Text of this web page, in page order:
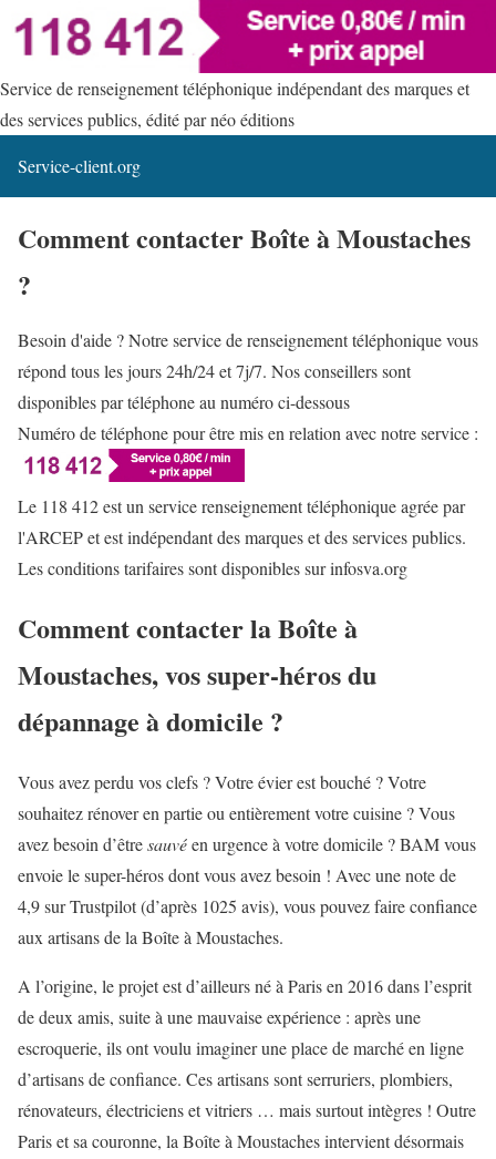
Service de renseignement téléphonique indépendant des marques et
des services publics, édité par néo éditions
Service-client.org
Comment contacter Boîte à Moustaches
?
Besoin d'aide ? Notre service de renseignement téléphonique vous
répond tous les jours 24h/24 et 7j/7. Nos conseillers sont
disponibles par téléphone au numéro ci-dessous
Numéro de téléphone pour être mis en relation avec notre service :
Le 118 412 est un service renseignement téléphonique agrée par
l'ARCEP et est indépendant des marques et des services publics.
Les conditions tarifaires sont disponibles sur infosva.org
Comment contacter la Boîte à
Moustaches, vos super-héros du
dépannage à domicile ?
Vous avez perdu vos clefs ? Votre évier est bouché ? Votre
souhaitez rénover en partie ou entièrement votre cuisine ? Vous
avez besoin d’êtresauvéen urgence à votre domicile ? BAM vous
envoie le super-héros dont vous avez besoin ! Avec une note de
4,9 sur Trustpilot (d’après 1025 avis), vous pouvez faire confiance
aux artisans de la Boîte à Moustaches.
A l’origine, le projet est d’ailleurs né à Paris en 2016 dans l’esprit
de deux amis, suite à une mauvaise expérience : après une
escroquerie, ils ont voulu imaginer une place de marché en ligne
d’artisans de confiance. Ces artisans sont serruriers, plombiers,
rénovateurs, électriciens et vitriers … mais surtout intègres ! Outre
Paris et sa couronne, la Boîte à Moustaches intervient désormais